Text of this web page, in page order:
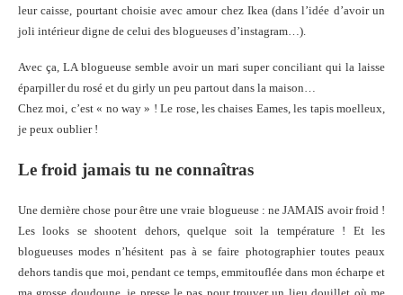
leur caisse, pourtant choisie avec amour chez Ikea (dans l’idée d’avoir un
joli intérieur digne de celui des blogueuses d’instagram…).
Avec ça, LA blogueuse semble avoir un mari super conciliant qui la laisse
éparpiller du rosé et du girly un peu partout dans la maison…
Chez moi, c’est « no way » ! Le rose, les chaises Eames, les tapis moelleux,
je peux oublier !
Le froid jamais tu ne connaîtras
Une dernière chose pour être une vraie blogueuse : ne JAMAIS avoir froid !
Les looks se shootent dehors, quelque soit la température ! Et les
blogueuses modes n’hésitent pas à se faire photographier toutes peaux
dehors tandis que moi, pendant ce temps, emmitouflée dans mon écharpe et